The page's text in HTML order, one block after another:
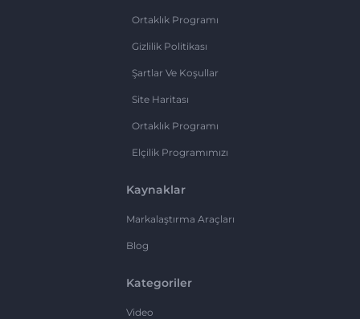
Ortaklık Programı
Gizlilik Politikası
Şartlar Ve Koşullar
Site Haritası
Ortaklık Programı
Elçilik Programımızı
Kaynaklar
Markalaştırma Araçları
Blog
Kategoriler
Video